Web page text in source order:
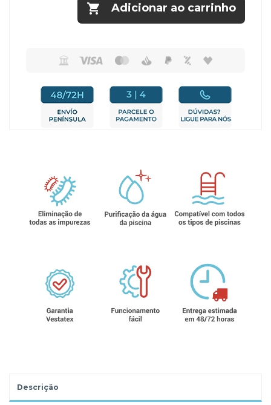
 Adicionar ao carrinho
Descrição